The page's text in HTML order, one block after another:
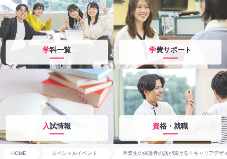
学科一覧 学費サポート
入試情報 資格・就職
HOME スペシャルイベント 卒業生の保護者の話が聞ける！キャリアデ